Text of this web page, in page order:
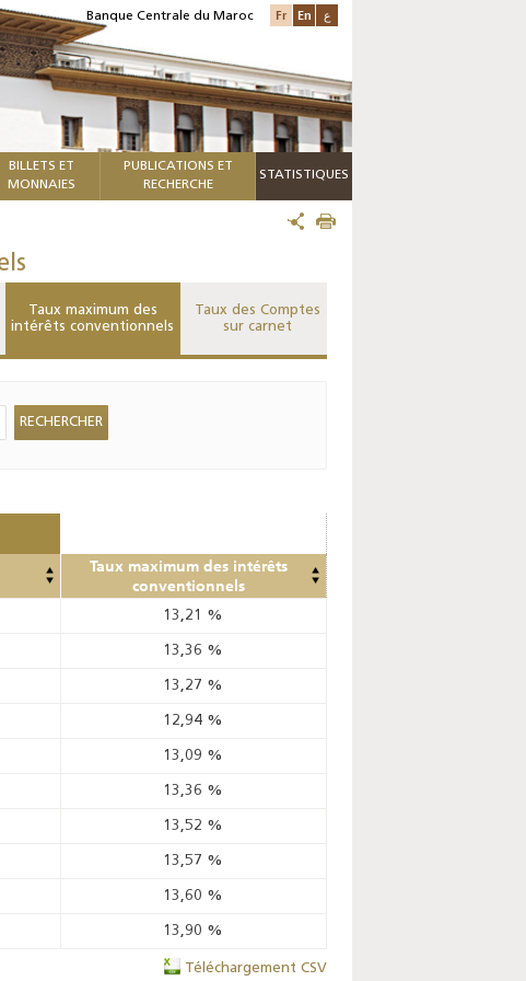
Banque Centrale du Maroc Fr En ع
BILLETS ET
MONNAIES
PUBLICATIONS ET
RECHERCHE
STATISTIQUES
Taux maximum des
intérêts conventionnels
Taux des Comptes
sur carnet
Taux maximum des intérêts
conventionnels
13,21 %
13,36 %
13,27 %
12,94 %
13,09 %
13,36 %
13,52 %
13,57 %
13,60 %
13,90 %
Téléchargement CSV